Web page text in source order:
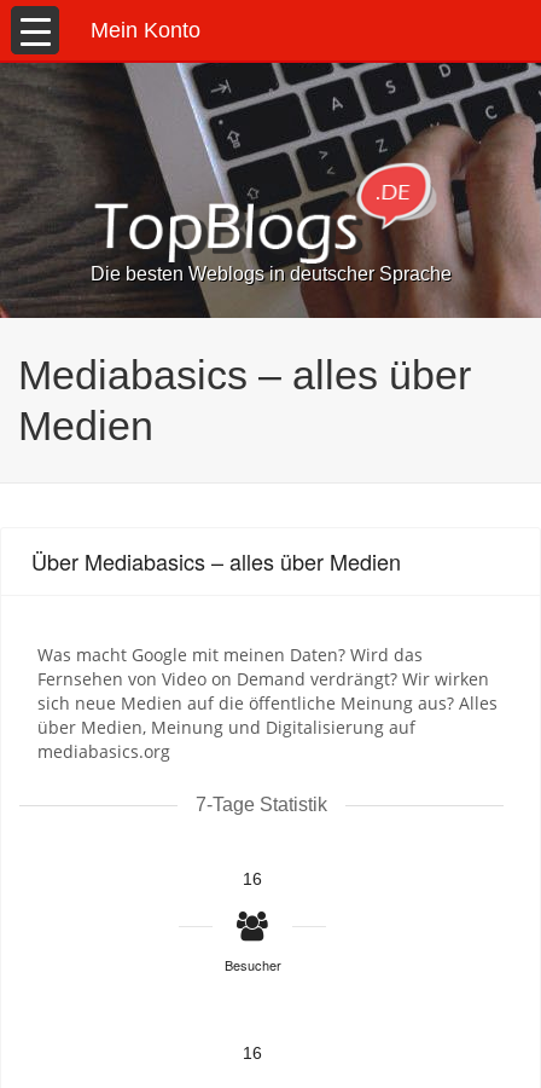
Mein Konto
Die besten Weblogs in deutscher Sprache
Mediabasics – alles über
Medien
Über Mediabasics – alles über Medien
Was macht Google mit meinen Daten? Wird das
Fernsehen von Video on Demand verdrängt? Wir wirken
sich neue Medien auf die öffentliche Meinung aus? Alles
über Medien, Meinung und Digitalisierung auf
mediabasics.org
7-Tage Statistik
16
Besucher
16